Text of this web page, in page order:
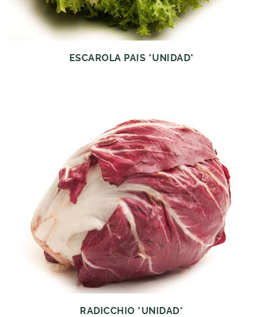
ESCAROLA PAIS *UNIDAD*
RADICCHIO *UNIDAD*